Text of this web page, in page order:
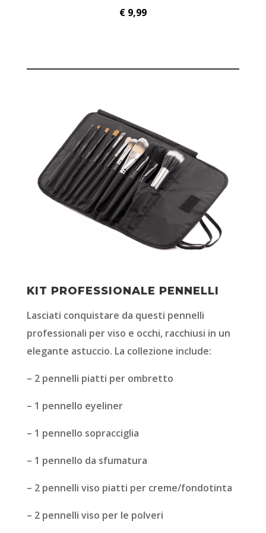
€ 9,99
KIT PROFESSIONALE PENNELLI
Lasciati conquistare da questi pennelli
professionali per viso e occhi, racchiusi in un
elegante astuccio. La collezione include:
– 2 pennelli piatti per ombretto
– 1 pennello eyeliner
– 1 pennello sopracciglia
– 1 pennello da sfumatura
– 2 pennelli viso piatti per creme/fondotinta
– 2 pennelli viso per le polveri